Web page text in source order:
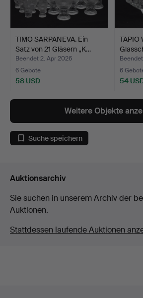
TIMO SARPANEVA. Ein
Satz von 21 Gläsern „K…
Beendet 2. Apr 2026
6 Gebote
58 USD
TAPIO
6
54
Weitere Objekte
Suche speichern
Auktionsarchiv
Sie suchen in unserem Archiv der
Auktionen.
Stattdessen laufende Auktionen